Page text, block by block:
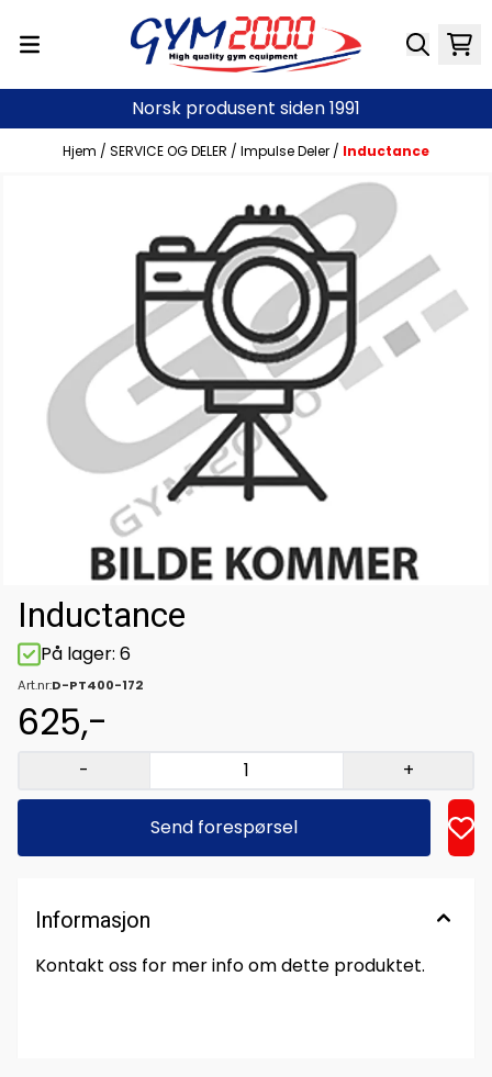
Norsk produsent siden 1991
Hjem / SERVICE OG DELER / Impulse Deler / Inductance
Inductance
På lager: 6
Art.nr:D-PT400-172
625,-
- +
Send forespørsel
Informasjon
Kontakt oss for mer info om dette produktet.